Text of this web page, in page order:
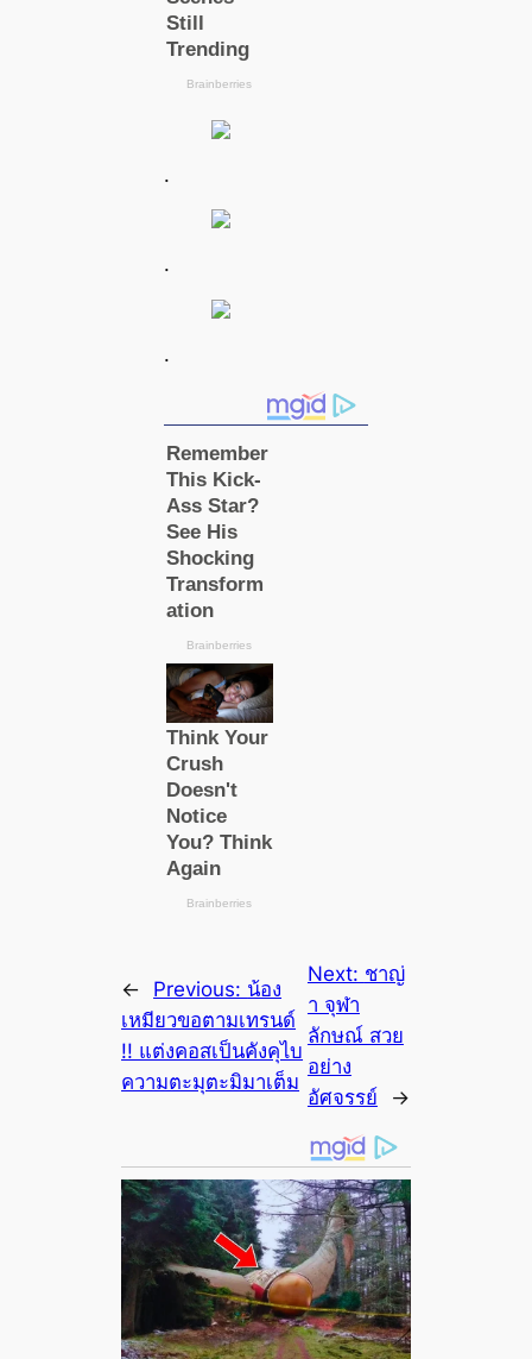
.
.
.
← Previous: น้อง
เหมียวขอตามเทรนด์
!! แต่งคอสเป็นคังคุไบ
ความตะมุตะมิมาเต็ม
Next: ชาญ่
า จุฬา
ลักษณ์ สวย
อย่าง
อัศจรรย์
→